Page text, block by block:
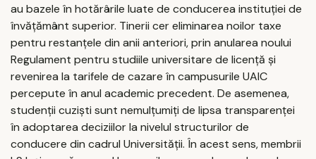
au bazele în hotărârile luate de conducerea instituţiei de
învăţământ superior. Tinerii cer eliminarea noilor taxe
pentru restanţele din anii anteriori, prin anularea noului
Regulament pentru studiile universitare de licenţă şi
revenirea la tarifele de cazare în campusurile UAIC
percepute în anul academic precedent. De asemenea,
studenţii cuzişti sunt nemulţumiţi de lipsa transparenţei
în adoptarea deciziilor la nivelul structurilor de
conducere din cadrul Universităţii. În acest sens, membrii